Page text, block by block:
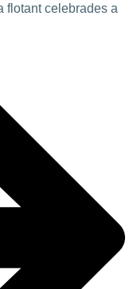
flotant celebrades a